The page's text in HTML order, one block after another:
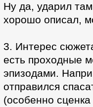
Ну да, ударил
хорошо описал,
3. Интерес
есть проходные
эпизодами.
отправился
(особенно